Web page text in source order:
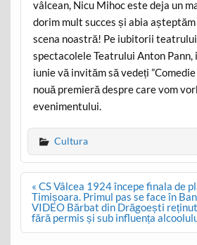
vâlcean, Nicu Mihoc este deja un
dorim mult succes și abia
scena noastră! Pe iubitorii
spectacolele Teatrului Anton
iunie vă invităm să vedeți
nouă premieră despre care vom
evenimentului.
Cultura
Post
navigation
« CS Vâlcea 1924 începe finala de
Timișoara. Primul pas se face în
VIDEO Bărbat din Drăgoești reținut
fără permis și sub influența